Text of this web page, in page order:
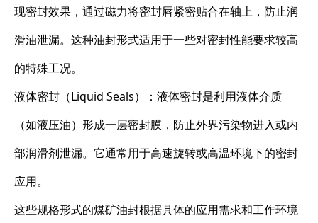
现密封效果，通过磁力将密封唇紧密贴合在轴上，防止润
滑油泄漏。这种油封形式适用于一些对密封性能要求较高
的特殊工况。
液体密封（Liquid Seals）：液体密封是利用液体介质
（如液压油）形成一层密封膜，防止外界污染物进入或内
部润滑剂泄漏。它通常用于高速旋转或高温环境下的密封
应用。
这些规格形式的煤矿油封根据具体的应用需求和工作环境